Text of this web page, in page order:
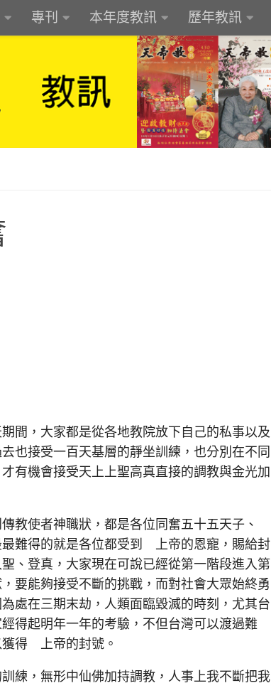
專刊 本年度教訊 歷年教訊
，大家都是從各地教院放下自己的私事以及
也接受一百天基層的靜坐訓練，也分別在不同
有機會接受天上上聖高真直接的調教與金光加
使者神職狀，都是各位同奮五十五天子、
難得的就是各位都受到 上帝的恩寵，賜給封
、登真，大家現在可說已經從第一階段進入第
要能夠接受不斷的挑戰，而對社會大眾始終勇
處在三期末劫，人類面臨毀滅的時刻，尤其台
得起明年一年的考驗，不但台灣可以渡過難
得 上帝的封號。
，無形中仙佛加持調教，人事上我不斷把我